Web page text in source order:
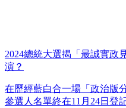
2024總統大選揭「最誠實政
演？
在歷經藍白合一場「政治版
參選人名單終在11月24日登